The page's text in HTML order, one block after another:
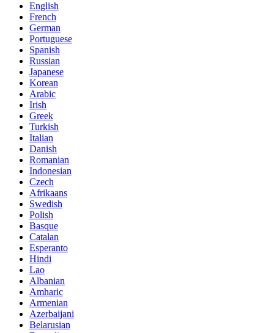
English
French
German
Portuguese
Spanish
Russian
Japanese
Korean
Arabic
Irish
Greek
Turkish
Italian
Danish
Romanian
Indonesian
Czech
Afrikaans
Swedish
Polish
Basque
Catalan
Esperanto
Hindi
Lao
Albanian
Amharic
Armenian
Azerbaijani
Belarusian